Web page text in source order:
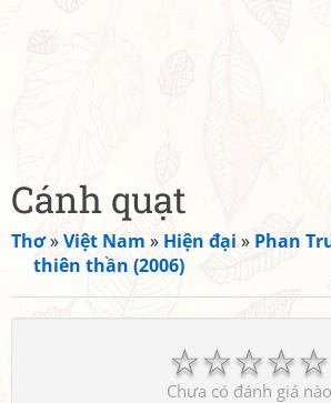
Cánh quạt
Thơ»Việt Nam » Hiện đại » Phan
thiên thần (2006)
☆
☆
☆
☆
☆
Chưa có đánh giá nào